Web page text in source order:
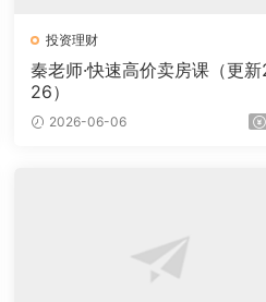
投资理财
秦老师·快速高价卖房课（更
26）
2026-06-06